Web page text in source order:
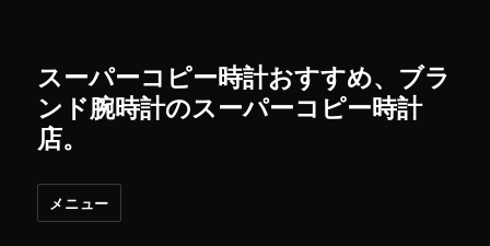
スーパーコピー時計おすすめ、ブラ
ンド腕時計のスーパーコピー時計
店。
メニュー